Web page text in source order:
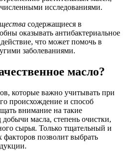
исследованиями.
содержащиеся в
оказывать антибактериальное
что может помочь в
заболеваниями.
масло?
которые важно учитывать при
происхождение и способ
внимание на такие
добычи масла, степень очистки,
сырья. Только тщательный и
позволит выбрать